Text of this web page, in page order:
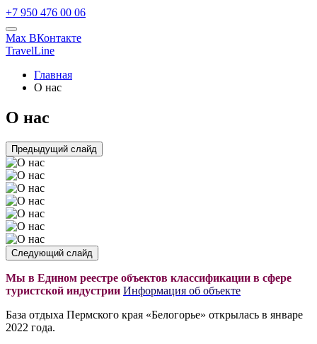
+7 950 476 00 06
Max ВКонтакте
TravelLine
Главная
О нас
О нас
Предыдущий слайд
Следующий слайд
Мы в Едином реестре объектов классификации в сфере
туристской индустрии Информация об объекте
База отдыха Пермского края «Белогорье» открылась в январе
2022 года.